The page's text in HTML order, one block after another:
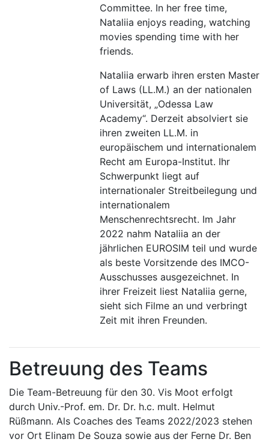
Committee. In her free time,
Nataliia enjoys reading, watching
movies spending time with her
friends.
Nataliia erwarb ihren ersten Master
of Laws (LL.M.) an der nationalen
Universität, „Odessa Law
Academy“. Derzeit absolviert sie
ihren zweiten LL.M. in
europäischem und internationalem
Recht am Europa-Institut. Ihr
Schwerpunkt liegt auf
internationaler Streitbeilegung und
internationalem
Menschenrechtsrecht. Im Jahr
2022 nahm Nataliia an der
jährlichen EUROSIM teil und wurde
als beste Vorsitzende des IMCO-
Ausschusses ausgezeichnet. In
ihrer Freizeit liest Nataliia gerne,
sieht sich Filme an und verbringt
Zeit mit ihren Freunden.
Betreuung des Teams
Die Team-Betreuung für den 30. Vis Moot erfolgt
durch Univ.-Prof. em. Dr. Dr. h.c. mult. Helmut
Rüßmann. Als Coaches des Teams 2022/2023 stehen
vor Ort Elinam De Souza sowie aus der Ferne Dr. Ben